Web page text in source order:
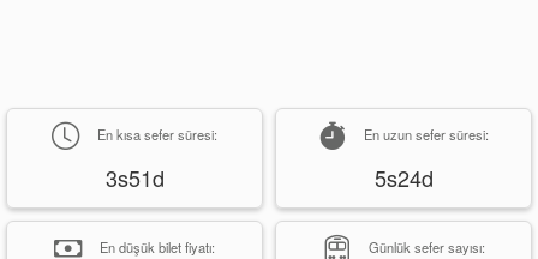
En kısa sefer süresi:
3s51d
En uzun sefer süresi:
5s24d
En düşük bilet fiyatı: Günlük sefer sayısı: